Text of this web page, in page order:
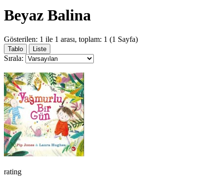
Beyaz Balina
Gösterilen: 1 ile 1 arası, toplam: 1 (1 Sayfa)
Tablo Liste
Sırala:
rating